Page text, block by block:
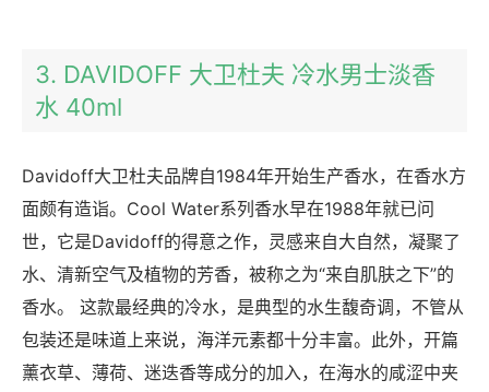
3. DAVIDOFF 大卫杜夫 冷水男士淡香
水 40ml
Davidoff大卫杜夫品牌自1984年开始生产香水，在香水方
面颇有造诣。Cool Water系列香水早在1988年就已问
世，它是Davidoff的得意之作，灵感来自大自然，凝聚了
水、清新空气及植物的芳香，被称之为“来自肌肤之下”的
香水。 这款最经典的冷水，是典型的水生馥奇调，不管从
包装还是味道上来说，海洋元素都十分丰富。此外，开篇
薰衣草、薄荷、迷迭香等成分的加入，在海水的咸涩中夹